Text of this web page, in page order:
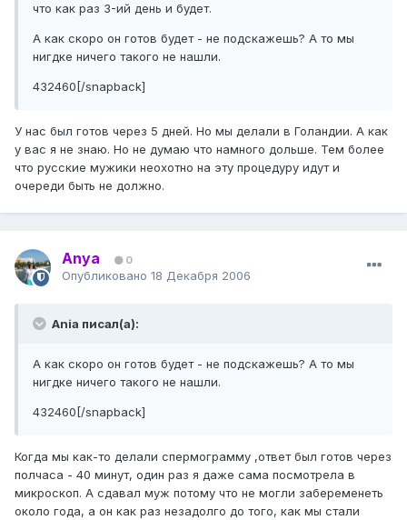
что как раз 3-ий день и будет.
А как скоро он готов будет - не подскажешь? А то мы
нигдке ничего такого не нашли.
432460[/snapback]
У нас был готов через 5 дней. Но мы делали в Голандии. А как
у вас я не знаю. Но не думаю что намного дольше. Тем более
что русские мужики неохотно на эту процедуру идут и
очереди быть не должно.
Anya 0
Опубликовано 18 Декабря 2006
Ania писал(а):
А как скоро он готов будет - не подскажешь? А то мы
нигдке ничего такого не нашли.
432460[/snapback]
Когда мы как-то делали спермограмму ,ответ был готов через
полчаса - 40 минут, один раз я даже сама посмотрела в
микроскоп. А сдавал муж потому что не могли забеременеть
около года, а он как раз незадолго до того, как мы стали